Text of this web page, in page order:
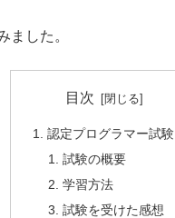
ました。
目次
認定プログラマー試験
試験の概要
学習方法
試験を受けた感想